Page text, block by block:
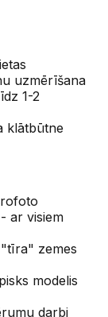
uzmērīšana
1-2
klātbūtne
- ar visiem
zemes
modelis
darbi